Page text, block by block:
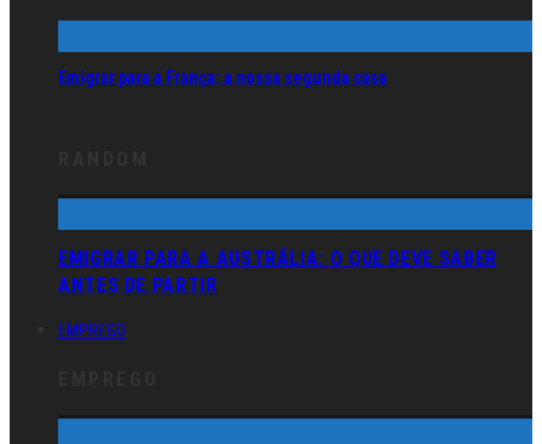
Emigrar para a França: a nossa segunda casa
EMIGRAR PARA A AUSTRÁLIA: O QUE DEVE SABER
ANTES DE PARTIR
EMPREGO